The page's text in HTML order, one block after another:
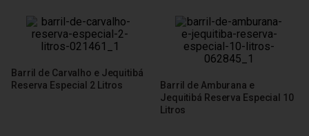
Barril de Carvalho e Jequitibá
Reserva Especial 2 Litros
Barril de Amburana e
Jequitibá Reserva Especial 10
Litros